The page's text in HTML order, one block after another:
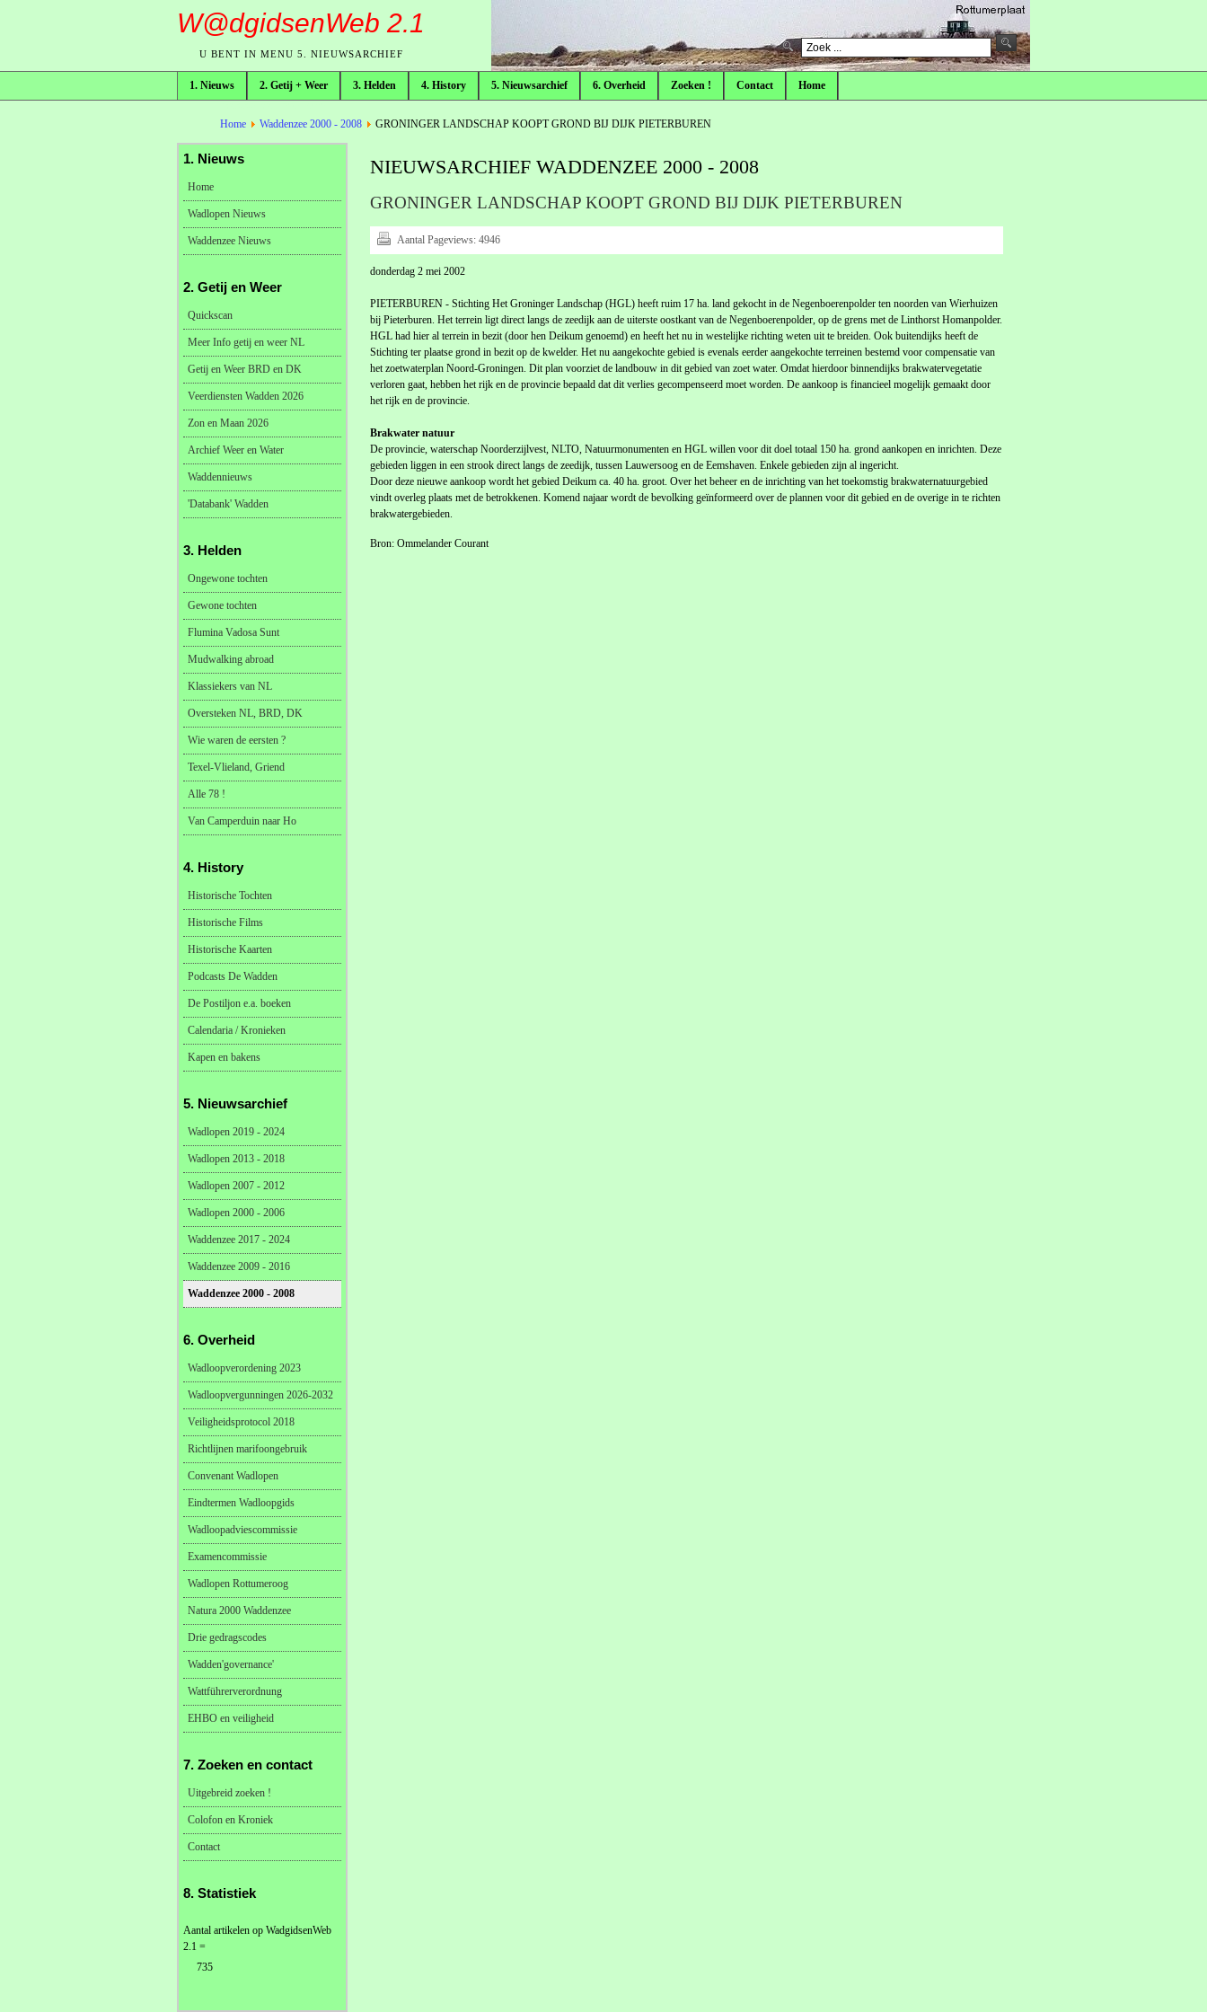
W@dgidsenWeb 2.1
U BENT IN MENU 5. NIEUWSARCHIEF
1. Nieuws 2. Getij + Weer 3. Helden 4. History 5. Nieuwsarchief 6. Overheid Zoeken ! Contact Home
broodkruimelpad
Home Waddenzee 2000 - 2008 GRONINGER LANDSCHAP KOOPT GROND BIJ DIJK PIETERBUREN
NIEUWSARCHIEF WADDENZEE 2000 - 2008
GRONINGER LANDSCHAP KOOPT GROND BIJ DIJK PIETERBUREN
Aantal Pageviews: 4946
donderdag 2 mei 2002
PIETERBUREN - Stichting Het Groninger Landschap (HGL) heeft ruim 17 ha. land gekocht in de Negenboerenpolder ten noorden van Wierhuizen
bij Pieterburen. Het terrein ligt direct langs de zeedijk aan de uiterste oostkant van de Negenboerenpolder, op de grens met de Linthorst Homanpolder.
HGL had hier al terrein in bezit (door hen Deikum genoemd) en heeft het nu in westelijke richting weten uit te breiden. Ook buitendijks heeft de
Stichting ter plaatse grond in bezit op de kwelder. Het nu aangekochte gebied is evenals eerder aangekochte terreinen bestemd voor compensatie van
het zoetwaterplan Noord-Groningen. Dit plan voorziet de landbouw in dit gebied van zoet water. Omdat hierdoor binnendijks brakwatervegetatie
verloren gaat, hebben het rijk en de provincie bepaald dat dit verlies gecompenseerd moet worden. De aankoop is financieel mogelijk gemaakt door
het rijk en de provincie.
Brakwater natuur
De provincie, waterschap Noorderzijlvest, NLTO, Natuurmonumenten en HGL willen voor dit doel totaal 150 ha. grond aankopen en inrichten. Deze
gebieden liggen in een strook direct langs de zeedijk, tussen Lauwersoog en de Eemshaven. Enkele gebieden zijn al ingericht.
Door deze nieuwe aankoop wordt het gebied Deikum ca. 40 ha. groot. Over het beheer en de inrichting van het toekomstig brakwaternatuurgebied
vindt overleg plaats met de betrokkenen. Komend najaar wordt de bevolking geïnformeerd over de plannen voor dit gebied en de overige in te richten
brakwatergebieden.
Bron: Ommelander Courant
1. Nieuws
Home
Wadlopen Nieuws
Waddenzee Nieuws
2. Getij en Weer
Quickscan
Meer Info getij en weer NL
Getij en Weer BRD en DK
Veerdiensten Wadden 2026
Zon en Maan 2026
Archief Weer en Water
Waddennieuws
'Databank' Wadden
3. Helden
Ongewone tochten
Gewone tochten
Flumina Vadosa Sunt
Mudwalking abroad
Klassiekers van NL
Oversteken NL, BRD, DK
Wie waren de eersten ?
Texel-Vlieland, Griend
Alle 78 !
Van Camperduin naar Ho
4. History
Historische Tochten
Historische Films
Historische Kaarten
Podcasts De Wadden
De Postiljon e.a. boeken
Calendaria / Kronieken
Kapen en bakens
5. Nieuwsarchief
Wadlopen 2019 - 2024
Wadlopen 2013 - 2018
Wadlopen 2007 - 2012
Wadlopen 2000 - 2006
Waddenzee 2017 - 2024
Waddenzee 2009 - 2016
Waddenzee 2000 - 2008
6. Overheid
Wadloopverordening 2023
Wadloopvergunningen 2026-2032
Veiligheidsprotocol 2018
Richtlijnen marifoongebruik
Convenant Wadlopen
Eindtermen Wadloopgids
Wadloopadviescommissie
Examencommissie
Wadlopen Rottumeroog
Natura 2000 Waddenzee
Drie gedragscodes
Wadden'governance'
Wattführerverordnung
EHBO en veiligheid
7. Zoeken en contact
Uitgebreid zoeken !
Colofon en Kroniek
Contact
8. Statistiek
Aantal artikelen op WadgidsenWeb
2.1 =
735